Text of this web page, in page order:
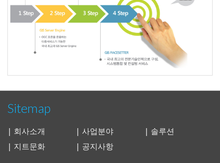
Sitemap
| 회사소개 | 사업분야
| 솔루션
| 지트문화
| 공지사항